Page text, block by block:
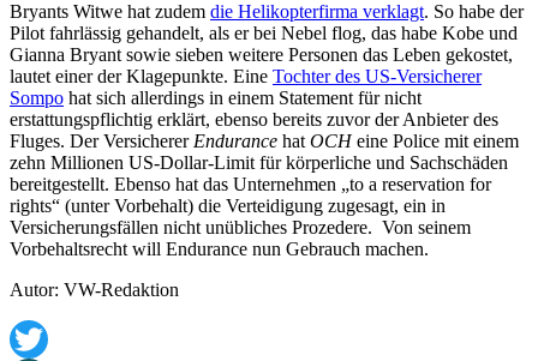
Bryants Witwe hat zudem die Helikopterfirma verklagt. So habe der
Pilot fahrlässig gehandelt, als er bei Nebel flog, das habe Kobe und
Gianna Bryant sowie sieben weitere Personen das Leben gekostet,
lautet einer der Klagepunkte. Eine Tochter des US-Versicherer
Sompo hat sich allerdings in einem Statement für nicht
erstattungspflichtig erklärt, ebenso bereits zuvor der Anbieter des
Fluges. Der VersichererEndurance hatOCHeine Police mit einem
zehn Millionen US-Dollar-Limit für körperliche und Sachschäden
bereitgestellt. Ebenso hat das Unternehmen „to a reservation for
rights“ (unter Vorbehalt) die Verteidigung zugesagt, ein in
Versicherungsfällen nicht unübliches Prozedere. Von seinem
Vorbehaltsrecht will Endurance nun Gebrauch machen.
Autor: VW-Redaktion